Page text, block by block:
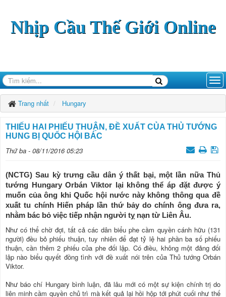
Nhịp Cầu Thế Giới Online
Trang nhất Hungary
THIẾU HAI PHIẾU THUẬN, ĐỀ XUẤT CỦA THỦ TƯỚNG
HUNG BỊ QUỐC HỘI BÁC
Thứ ba - 08/11/2016 05:23
(NCTG) Sau kỳ trưng cầu dân ý thất bại, một lần nữa Thủ
tướng Hungary Orbán Viktor lại không thể áp đặt được ý
muốn của ông khi Quốc hội nước này không thông qua đề
xuất tu chính Hiến pháp lần thứ bảy do chính ông đưa ra,
nhằm bác bỏ việc tiếp nhận người tỵ nạn từ Liên Âu.
Như có thể chờ đợi, tất cả các dân biểu phe cầm quyền cánh hữu (131
người) đều bỏ phiếu thuận, tuy nhiên để đạt tỷ lệ hai phần ba số phiếu
thuận, cần thêm 2 phiếu của phe đối lập. Có điều, không một đảng đối
lập nào biểu quyết đồng tình với đề xuất nói trên của Thủ tướng Orbán
Viktor.
Như báo chí Hungary bình luận, đã lâu mới có một sự kiện chính trị do
liên minh cầm quyền chủ trì mà kết quả lại hồi hộp tới phút cuối như thế